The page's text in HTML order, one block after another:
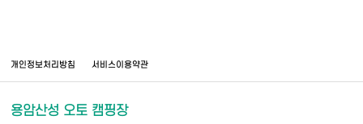
개인정보처리방침 서비스이용약관
용암산성 오토 캠핑장